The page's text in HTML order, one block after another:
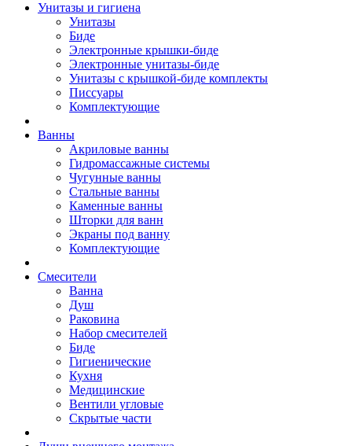
Унитазы и гигиена
Унитазы
Биде
Электронные крышки-биде
Электронные унитазы-биде
Унитазы с крышкой-биде комплекты
Писсуары
Комплектующие
Ванны
Акриловые ванны
Гидромассажные системы
Чугунные ванны
Стальные ванны
Каменные ванны
Шторки для ванн
Экраны под ванну
Комплектующие
Смесители
Ванна
Душ
Раковина
Набор смесителей
Биде
Гигиенические
Кухня
Медицинские
Вентили угловые
Скрытые части